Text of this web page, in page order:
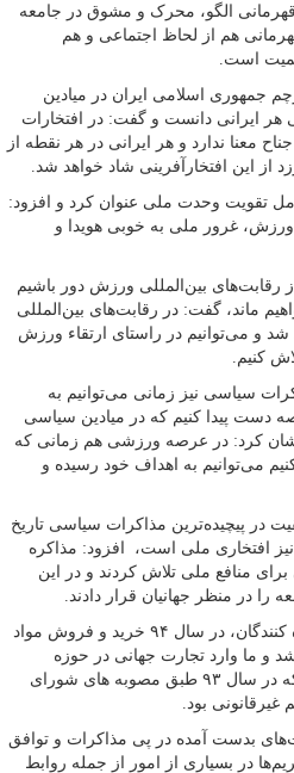
الگو، محرک و مشوق در جامعه
هم از لحاظ اجتماعی و هم
است.
جمهوری اسلامی ایران در میادین
ایرانی دانست و گفت: در افتخارات
معنا ندارد و هر ایرانی در هر نقطه از
این افتخارآفرینی شاد خواهد شد.
تقویت وحدت ملی عنوان کرد و افزود:
غرور ملی به خوبی هویدا و
رقابت‌های بین‌المللی ورزش دور باشیم
ماند، گفت: در رقابت‌های بین‌المللی
می‌توانیم در راستای ارتقاء ورزش
کنیم.
سیاسی نیز زمانی می‌توانیم به
دست پیدا کنیم که در میادین سیاسی
کرد: در عرصه ورزشی هم زمانی که
می‌توانیم به اهداف خود رسیده و
در پیچیده‌ترین مذاکرات سیاسی تاریخ
افتخاری ملی است، افزود: مذاکره
منافع ملی تلاش کردند و در این
را در منظر جهانیان قرار دادند.
دکتر روحانی گفت: با تلاش مذاکره کنندگان، در سال ۹۴ خرید و فروش مواد
و ما وارد تجارت جهانی در حوزه
هسته‌ای شدیم و این در حالی بود که در سال ۹۳ طبق مصوبه های شورای
بود.
بدست آمده در پی مذاکرات و توافق
در بسیاری از امور از جمله روابط